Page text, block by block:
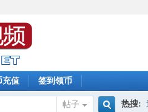
充值 签到领币
帖子 热搜: